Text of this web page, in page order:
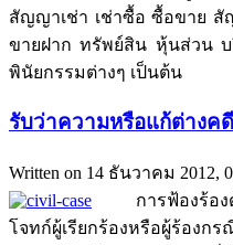
สัญญาเช่า เช่าซื้อ ซื้อขาย
ขายฝาก ทรัพย์สิน หุ้นส่วน
พินัยกรรมต่างๆ เป็นต้น
รับว่าความหรือแก้ต่างค
Written on 14 ธันวาคม 2012,
การฟ้องร้องด
โจทก์ผู้เรียกร้องหรือผู้ร้องก